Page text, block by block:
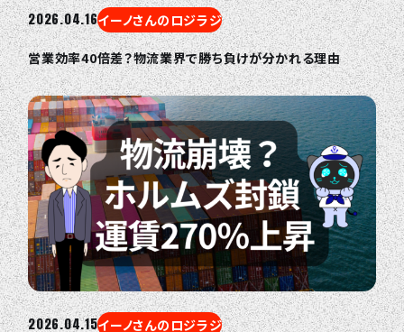
2026.04.16イーノさんのロジラジ
営業効率40倍差？物流業界で勝ち負けが分かれる理由
2026.04.15イーノさんのロジラジ